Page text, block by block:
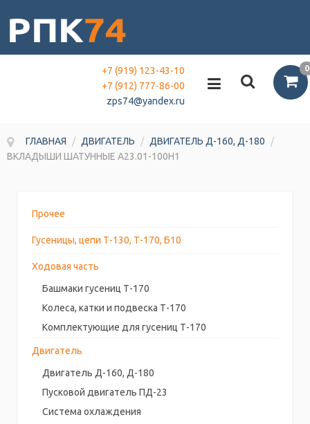
0
+7 (919) 123-43-10
+7 (912) 777-86-00
zps74@yandex.ru
ГЛАВНАЯ / ДВИГАТЕЛЬ / ДВИГАТЕЛЬ Д-160, Д-180
/
ВКЛАДЫШИ ШАТУННЫЕ А23.01-100Н1
Прочее
Гусеницы, цепи Т-130, Т-170, Б10
Ходовая часть
Башмаки гусениц Т-170
Колеса, катки и подвеска Т-170
Комплектующие для гусениц Т-170
Двигатель
Двигатель Д-160, Д-180
Пусковой двигатель ПД-23
Система охлаждения